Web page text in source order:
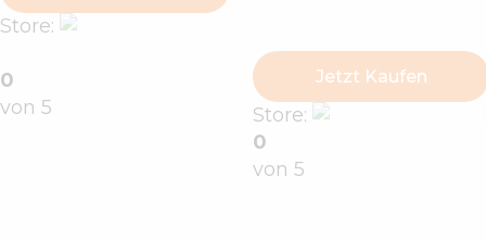
Store:
0
von 5
Jetzt Kaufen
Store:
0
von 5